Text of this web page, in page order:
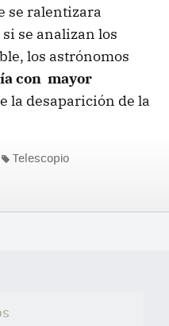
se ralentizara
se analizan los
los astrónomos
con mayor
la desaparición de la
Telescopio